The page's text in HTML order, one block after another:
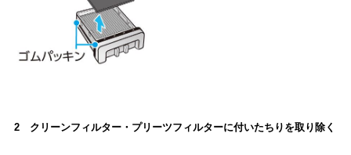
2 クリーンフィルター・プリーツフィルターに付いたちりを取り除く